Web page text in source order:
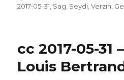
2017-05-31 Sag, Seydi ,Verzin,
cc 2017-05-31
Louis